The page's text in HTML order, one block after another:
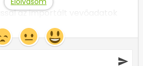
az importált vevőadatok
az olyan esetek, amikor egy
a vevő adatlapjának
hibába futott volna.